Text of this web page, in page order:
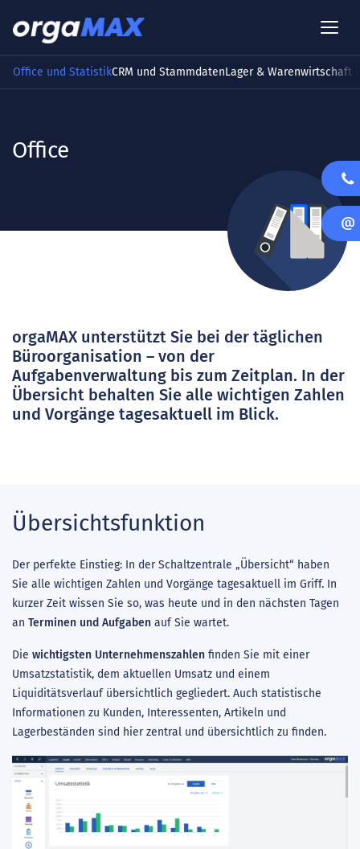
Office und StatistikCRM und StammdatenLager & Warenwirtschaft
Office
orgaMAX unterstützt Sie bei der täglichen
Büroorganisation – von der
Aufgabenverwaltung bis zum Zeitplan. In der
Übersicht behalten Sie alle wichtigen Zahlen
und Vorgänge tagesaktuell im Blick.
Übersichtsfunktion
Der perfekte Einstieg: In der Schaltzentrale „Übersicht“ haben
Sie alle wichtigen Zahlen und Vorgänge tagesaktuell im Griff. In
kurzer Zeit wissen Sie so, was heute und in den nächsten Tagen
an Terminen und Aufgaben auf Sie wartet.
Die wichtigsten Unternehmenszahlen finden Sie mit einer
Umsatzstatistik, dem aktuellen Umsatz und einem
Liquiditätsverlauf übersichtlich gegliedert. Auch statistische
Informationen zu Kunden, Interessenten, Artikeln und
Lagerbeständen sind hier zentral und übersichtlich zu finden.